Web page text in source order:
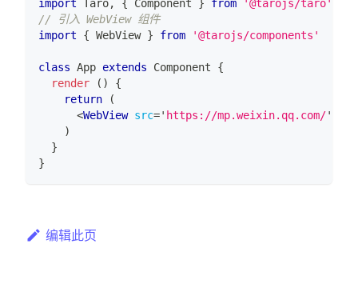
import Taro, { Component } from
'@tarojs/taro'
// 引入 WebView 组件
import
{ WebView } from '@tarojs/components'
class App extends Component
{
render
( )
{
return
(
<WebView src=' https://mp.weixin.qq.com/'
)
}
}
编辑此页